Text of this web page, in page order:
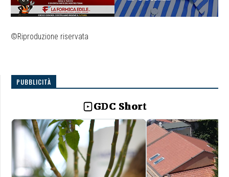
©Riproduzione riservata
PUBBLICITÀ
GDC Short